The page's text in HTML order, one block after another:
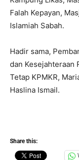
Falah Kepayan,
Islamiah Sabah.
Hadir sama,
dan Kesejahteraan
Tetap KPMKR,
Haslina Ismail.
Share this: